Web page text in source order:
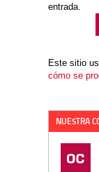
entrada.
Este sitio
cómo se
NUESTRA